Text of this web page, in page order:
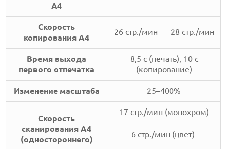
А4
Скорость
копирования А4
26 стр./мин 28 стр./мин
Время выхода
первого отпечатка
8,5 с (печать), 10 с
(копирование)
Изменение масштаба 25–400%
Скорость
сканирования А4
(одностороннего)
17 стр./мин (монохром)
6 стр./мин (цвет)